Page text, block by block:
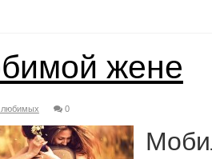
жене
любимых 0